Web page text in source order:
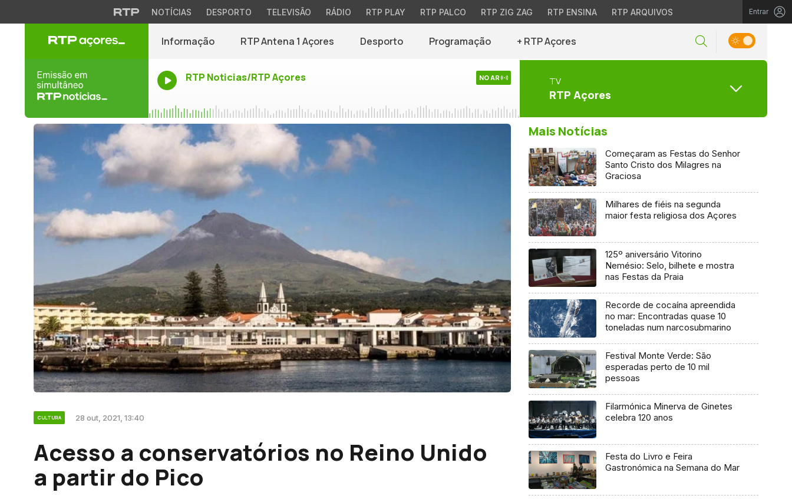
NOTÍCIAS DESPORTO TELEVISÃO RÁDIO RTP PLAY RTP PALCO RTP ZIG ZAG RTP ENSINA RTP ARQUIVOS Entrar
Informação RTP Antena 1 Açores Desporto Programação + RTP Açores
RTP Noticias/RTP Açores NO AR TV
RTP Açores
CULTURA 28 out, 2021, 13:40
Acesso a conservatórios no Reino Unido
a partir do Pico
Mais Notícias
Começaram as Festas do Senhor
Santo Cristo dos Milagres na
Graciosa
Milhares de fiéis na segunda
maior festa religiosa dos Açores
125º aniversário Vitorino
Nemésio: Selo, bilhete e mostra
nas Festas da Praia
Recorde de cocaína apreendida
no mar: Encontradas quase 10
toneladas num narcosubmarino
Festival Monte Verde: São
esperadas perto de 10 mil
pessoas
Filarmónica Minerva de Ginetes
celebra 120 anos
Festa do Livro e Feira
Gastronómica na Semana do Mar